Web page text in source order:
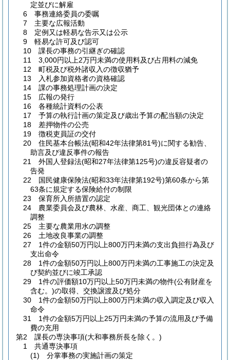
定並びに解雇
6 事務連絡委員の委嘱
7 主要な広報活動
8 定例又は軽易な告示又は公示
9 軽易な許可及び認可
10 課長の事務の引継ぎの確認
11 3,000円以上2万円未満の使用料及び占用料の減免
12 町税及び税外諸収入の徴収猶予
13 入札参加資格者の資格確認
14 課の事務処理計画の決定
15 広報の発行
16 各種統計資料の公表
17 予算の執行計画の策定及び歳出予算の配当額の決定
18 差押物件の公売
19 徴税吏員証の交付
20 住民基本台帳法(昭和42年法律第81号)に関する勧告、
助言及び違反事件の報告
21 外国人登録法(昭和27年法律第125号)の違反容疑者の
告発
22 国民健康保険法(昭和33年法律第192号)第60条から第
63条に規定する保険給付の制限
23 保育所入所措置の認定
24 農業委員会及び農林、水産、商工、観光団体との連絡
調整
25 主要な農業用水の調整
26 土地改良事業の調整
27 1件の金額50万円以上800万円未満の支出負担行為及び
支出命令
28 1件の金額50万円以上800万円未満の工事施工の決定及
び契約並びに竣工承認
29 1件の評価額10万円以上50万円未満の物件(公有財産を
含む。)の取得、交換譲渡及び処分
30 1件の金額50万円以上800万円未満の収入調定及び収入
命令
31 1件の金額5万円以上25万円未満の予算の流用及び予備
費の充用
第2 課長の専決事項(大和事務所長を除く。)
1 共通専決事項
(1) 分掌事務の実施計画の策定